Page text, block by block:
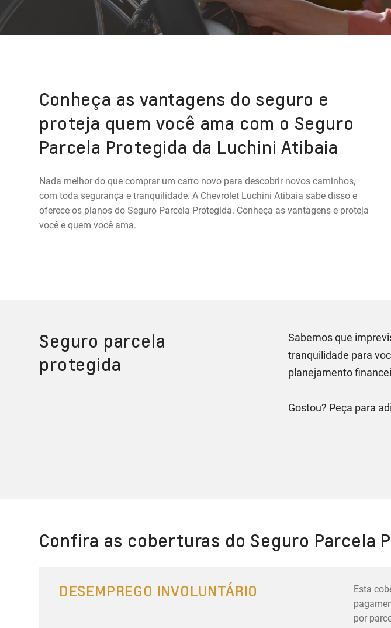
Conheça as vantagens do seguro e
proteja quem você ama com o Seguro
Parcela Protegida da Luchini Atibaia
Nada melhor do que comprar um carro novo para descobrir novos caminhos,
com toda segurança e tranquilidade. A Chevrolet Luchini Atibaia sabe disso e
oferece os planos do Seguro Parcela Protegida. Conheça as vantagens e proteja
você e quem você ama.
Seguro parcela
protegida
Sabemos que
tranquilidade para
planejamento
Gostou? Peça para
Confira as coberturas do Seguro Parcela
DESEMPREGO INVOLUNTÁRIO
Esta
por